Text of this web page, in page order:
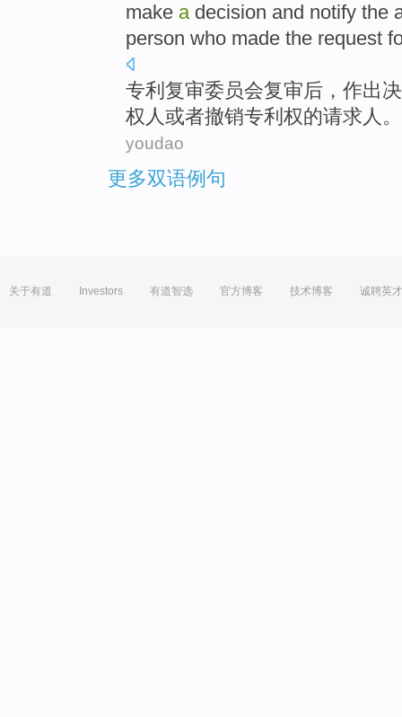
make a decision and notify the
person who made the request
专利 复审委员会复审后 ， 作出
权人或者撤销专利权的请求人 。
youdao
更多双语例句
关于有道 Investors 有道智选 官方博客 技术博客 诚聘英才